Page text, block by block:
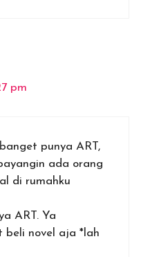
pm
punya ART,
ada orang
di rumahku
ART. Ya
beli novel aja *lah